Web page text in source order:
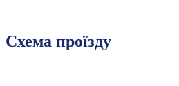
Схема проїзду